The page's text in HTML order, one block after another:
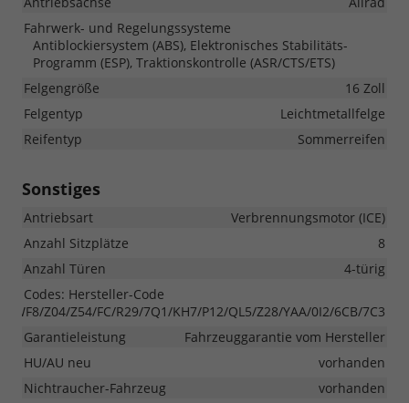
Fahrwerk- und Regelungssysteme
Antiblockiersystem (ABS), Elektronisches Stabilitäts-
Programm (ESP), Traktionskontrolle (ASR/CTS/ETS)
Felgengröße
16 Zoll
Felgentyp
Leichtmetallfelge
Reifentyp
Sommerreifen
Sonstiges
Antriebsart
Verbrennungsmotor (ICE)
Anzahl Sitzplätze
8
Anzahl Türen
4-türig
Codes: Hersteller-Code
WF8/Z04/Z54/FC/R29/7Q1/KH7/P12/QL5/Z28/YAA/0I2/6CB/7C3
Garantieleistung
Fahrzeuggarantie vom Hersteller
HU/AU neu
vorhanden
Nichtraucher-Fahrzeug
vorhanden